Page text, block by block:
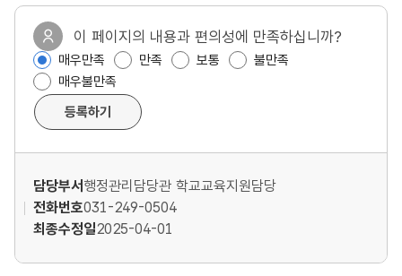
이 페이지의 내용과 편의성에 만족하십니까?
매우만족 만족 보통
불만족
매우불만족
등록하기
담당부서 행정관리담당관 학교교육지원담당
전화번호031-249-0504
최종수정일2025-04-01